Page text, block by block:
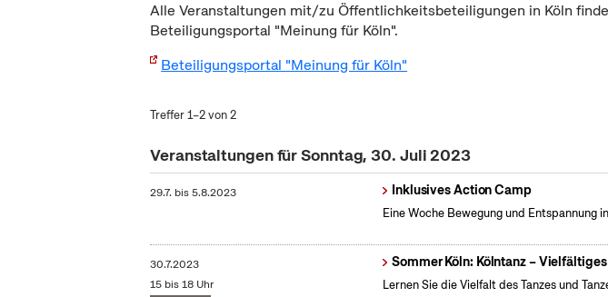
Alle Veranstaltungen mit/zu Öffentlichkeitsbeteiligungen in Köln
Beteiligungsportal "Meinung für Köln".
Beteiligungsportal "Meinung für Köln"
Treffer 1–2 von 2
Veranstaltungen für Sonntag, 30. Juli 2023
29.7. bis5.8.2023 Inklusives Action Camp
Eine Woche Bewegung und Entspannung
30.7.2023
15 bis 18 Uhr
Sommer Köln: Kölntanz –
Lernen Sie die Vielfalt des Tanzes und